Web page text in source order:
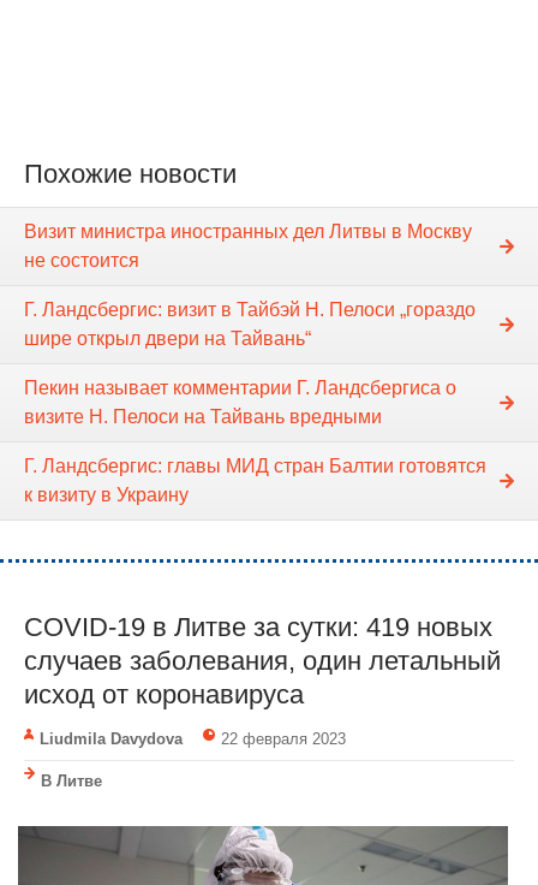
Похожие новости
Визит министра иностранных дел Литвы в Москву
не состоится
Г. Ландсбергис: визит в Тайбэй Н. Пелоси „гораздо
шире открыл двери на Тайвань“
Пекин называет комментарии Г. Ландсбергиса о
визите Н. Пелоси на Тайвань вредными
Г. Ландсбергис: главы МИД стран Балтии готовятся
к визиту в Украину
COVID-19 в Литве за сутки: 419 новых
случаев заболевания, один летальный
исход от коронавируса
Liudmila Davydova 22 февраля 2023
В Литве